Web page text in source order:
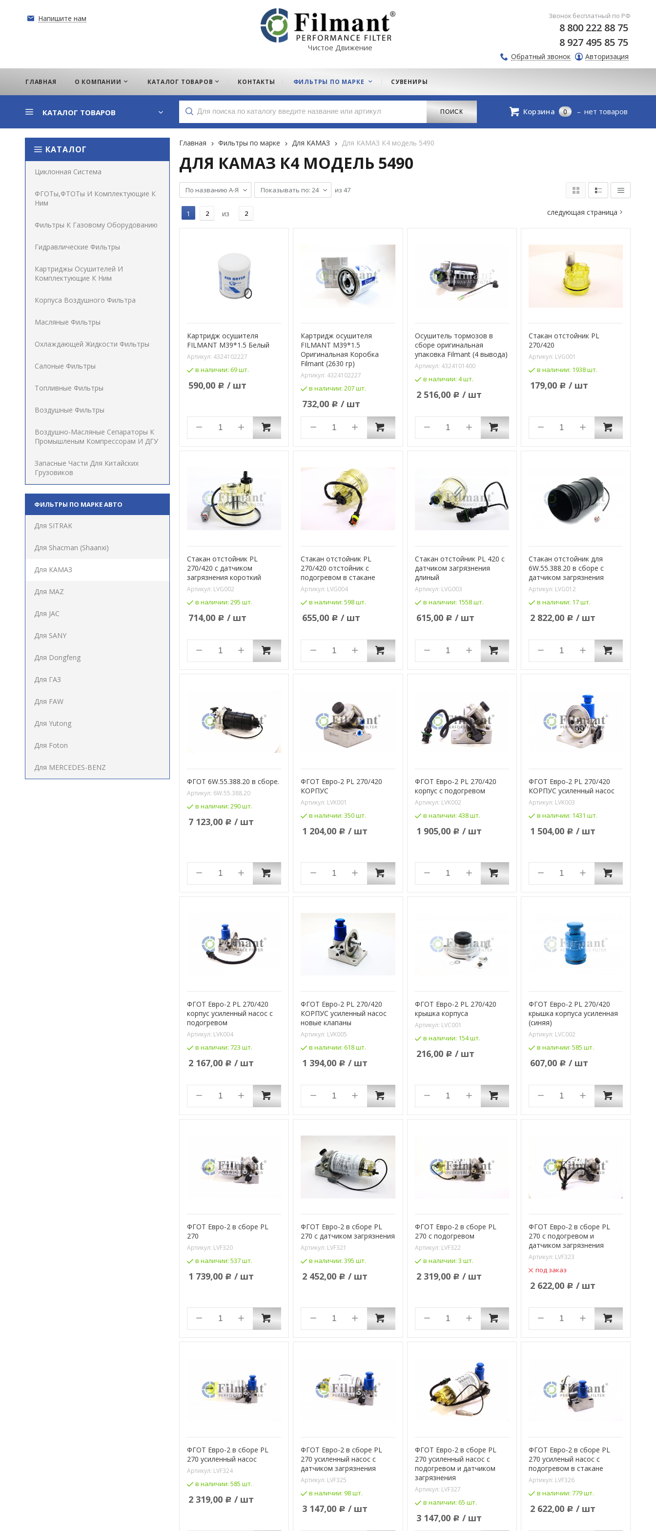
Напишите нам
Чистое Движение
Звонок бесплатный по РФ
8 800 222 88 75
8 927 495 85 75
Обратный звонок Авторизация
ГЛАВНАЯ О КОМПАНИИ КАТАЛОГ ТОВАРОВ КОНТАКТЫ ФИЛЬТРЫ ПО МАРКЕ СУВЕНИРЫ
КАТАЛОГ ТОВАРОВ Корзина 0 нет товаров
КАТАЛОГ
Циклонная Система
ФГОТы,ФТОТы И Комплектующие К
Ним
Фильтры К Газовому Оборудованию
Гидравлические Фильтры
Картриджы Осушителей И
Комплектующие К Ним
Корпуса Воздушного Фильтра
Масляные Фильтры
Охлаждающей Жидкости Фильтры
Салоные Фильтры
Топливные Фильтры
Воздушные Фильтры
Воздушно-Масляные Сепараторы К
Промышленым Компрессорам И ДГУ
Запасные Части Для Китайских
Грузовиков
ФИЛЬТРЫ ПО МАРКЕ АВТО
Для SITRAK
Для Shacman (Shaanxi)
Для КАМАЗ
Для MAZ
Для JAC
Для SANY
Для Dongfeng
Для ГАЗ
Для FAW
Для Yutong
Для Foton
Для MERCEDES-BENZ
Главная Фильтры по марке Для КАМАЗ Для КАМАЗ К4 модель 5490
ДЛЯ КАМАЗ К4 МОДЕЛЬ 5490
По названию А-Я Показывать по: 24 из 47
1 2 из 2 следующая страница
Картридж осушителя
FILMANT M39*1.5 Белый
Артикул: 4324102227
в наличии: 69 шт.
590,00 Р / шт
Картридж осушителя
FILMANT M39*1.5
Оригинальная Коробка
Filmant (2630 гр)
Артикул: 4324102227
в наличии:207 шт.
732,00 Р / шт
Осушитель тормозов в
сборе оригинальная
упаковка Filmant (4 вывода)
Артикул: 4324101400
в наличии: 4 шт.
2 516,00 Р / шт
Стакан отстойник PL
270/420
Артикул: LVG001
в наличии: 1938 шт.
179,00 Р / шт
Стакан отстойник PL
270/420 c датчиком
загрязнения короткий
Артикул: LVG002
в наличии: 295 шт.
714,00 Р / шт
Стакан отстойник PL
270/420 отстойник c
подогревом в стакане
Артикул: LVG004
в наличии:598 шт.
655,00 Р / шт
Стакан отстойник PL 420 c
датчиком загрязнения
длиный
Артикул: LVG003
в наличии: 1558 шт.
615,00 Р / шт
Стакан отстойник для
6W.55.388.20 в сборе с
датчиком загрязнения
Артикул: LVG012
в наличии: 17 шт.
2 822,00 Р / шт
ФГОТ 6W.55.388.20 в сборе.
Артикул: 6W.55.388.20
в наличии: 290 шт.
7 123,00 Р / шт
ФГОТ Евро-2 PL 270/420
КОРПУС
Артикул: LVK001
в наличии:350 шт.
1 204,00 Р / шт
ФГОТ Евро-2 PL 270/420
корпус с подогревом
Артикул: LVK002
в наличии: 438 шт.
1 905,00 Р / шт
ФГОТ Евро-2 PL 270/420
КОРПУС усиленный насос
Артикул: LVK003
в наличии: 1431 шт.
1 504,00 Р / шт
ФГОТ Евро-2 PL 270/420
корпус усиленный насос с
подогревом
Артикул: LVK004
в наличии: 723 шт.
2 167,00 Р / шт
ФГОТ Евро-2 PL 270/420
КОРПУС усиленный насос
новые клапаны
Артикул: LVK005
в наличии:618 шт.
1 394,00 Р / шт
ФГОТ Евро-2 PL 270/420
крышка корпуса
Артикул: LVC001
в наличии: 154 шт.
216,00 Р / шт
ФГОТ Евро-2 PL 270/420
крышка корпуса усиленная
(синяя)
Артикул: LVС002
в наличии: 585 шт.
607,00 Р / шт
ФГОТ Евро-2 в сборе PL
270
Артикул: LVF320
в наличии: 537 шт.
1 739,00 Р / шт
ФГОТ Евро-2 в сборе PL
270 c датчиком загрязнения
Артикул: LVF321
в наличии:395 шт.
2 452,00 Р / шт
ФГОТ Евро-2 в сборе PL
270 с подогревом
Артикул: LVF322
в наличии: 3 шт.
2 319,00 Р / шт
ФГОТ Евро-2 в сборе PL
270 с подогревом и
датчиком загрязнения
Артикул: LVF323
под заказ
2 622,00 Р / шт
ФГОТ Евро-2 в сборе PL
270 усиленный насос
Артикул: LVF324
в наличии: 585 шт.
2 319,00 Р / шт
ФГОТ Евро-2 в сборе PL
270 усиленный насос с
датчиком загрязнения
Артикул: LVF325
в наличии:98 шт.
3 147,00 Р / шт
ФГОТ Евро-2 в сборе PL
270 усиленный насос с
подогревом и датчиком
загрязнения
Артикул: LVF327
в наличии: 65 шт.
3 147,00 Р / шт
ФГОТ Евро-2 в сборе PL
270 усиленый насос с
подогревом в стакане
Артикул: LVF326
в наличии: 779 шт.
2 622,00 Р / шт